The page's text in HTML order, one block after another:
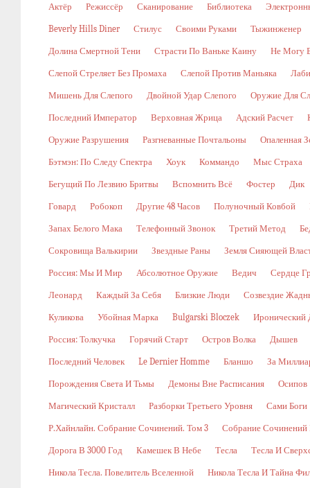
Актёр Режиссёр Сканирование Библиотека
Beverly Hills Diner Стилус Своими Руками Тыжинженер
Долина Смертной Тени Страсти По Ваньке Каину Не Могу
Слепой Стреляет Без Промаха Слепой Против Маньяка
Мишень Для Слепого Двойной Удар Слепого Оружие Для
Последний Император Верховная Жрица Адский Расчет
Оружие Разрушения Разгневанные Почтальоны Опаленная
Бэтмэн: По Следу Спектра Хоук Коммандо Мыс Страха
Бегущий По Лезвию Бритвы Вспомнить Всё Фостер Дик
Говард Робокоп Другие 48 Часов Полуночный Ковбой
Запах Белого Мака Телефонный Звонок Третий Метод
Сокровища Валькирии Звездные Раны Земля Сияющей
Россия: Мы И Мир Абсолютное Оружие Ведич Сердце
Леонард Каждый За Себя Близкие Люди Созвездие
Куликова Убойная Марка Bulgarski Bloczek Иронический
Россия: Толкучка Горячий Старт Остров Волка Дышев
Последний Человек Le Dernier Homme Бланшо За
Порождения Света И Тьмы Демоны Вне Расписания Осипов
Магический Кристалл Разборки Третьего Уровня Сами Боги
Р.Хайнлайн. Собрание Сочинений. Том 3 Собрание Сочинений
Дорога В 3000 Год Камешек В Небе Тесла Тесла И
Никола Тесла. Повелитель Вселенной Никола Тесла И Тайна